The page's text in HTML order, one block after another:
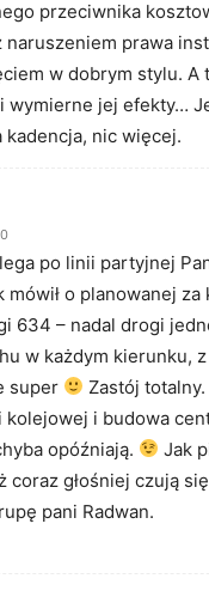
przeciwnika
naruszeniem prawa
w dobrym stylu. A
wymierne jej efekty…
kadencja, nic więcej.
po linii partyjnej
mówił o planowanej za
634 – nadal drogi
w każdym kierunku,
super
Zastój
kolejowej i budowa
opóźniają.
Jak
coraz głośniej czują
pani Radwan.